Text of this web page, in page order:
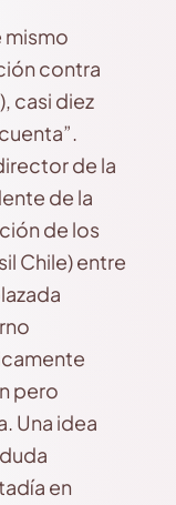
mismo
contra
casi diez
de la
de la
de los
Chile) entre
pero
Una idea
en